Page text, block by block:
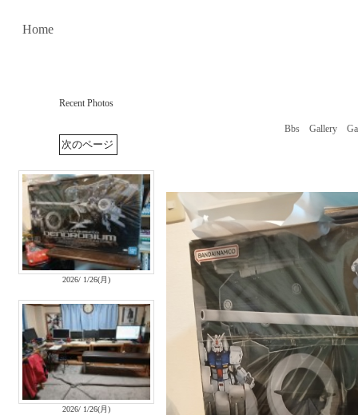
Home
Recent Photos
2026/ 1/26(月)
2026/ 1/26(月)
Bbs Gallery